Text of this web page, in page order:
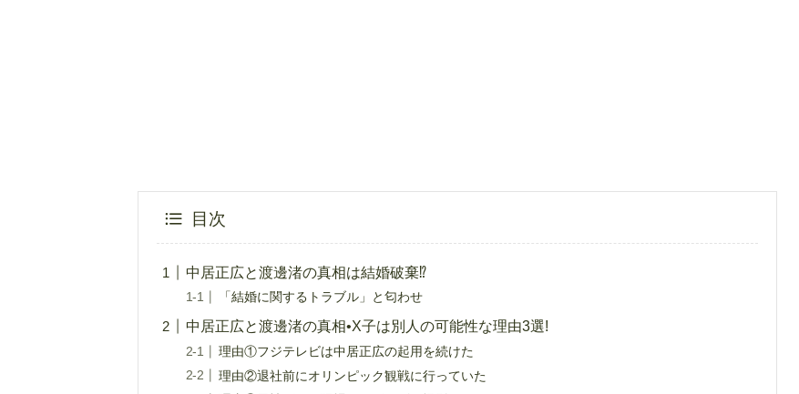
目次
中居正広と渡邊渚の真相は結婚破棄⁉︎
「結婚に関するトラブル」と匂わせ
中居正広と渡邊渚の真相•X子は別人の可能性な理由3選!
理由①フジテレビは中居正広の起用を続けた
理由②退社前にオリンピック観戦に行っていた